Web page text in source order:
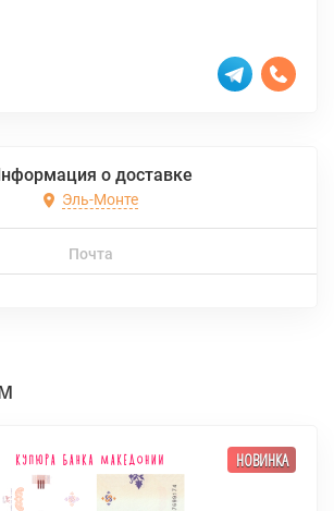
о доставке
Эль-Монте
Почта
НОВИНКА